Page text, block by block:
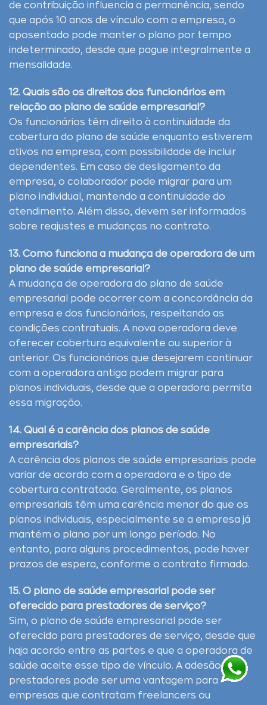
de contribuição influencia a permanência, sendo
que após 10 anos de vínculo com a empresa, o
aposentado pode manter o plano por tempo
indeterminado, desde que pague integralmente a
mensalidade.
12. Quais são os direitos dos funcionários em
relação ao plano de saúde empresarial?
Os funcionários têm direito à continuidade da
cobertura do plano de saúde enquanto estiverem
ativos na empresa, com possibilidade de incluir
dependentes. Em caso de desligamento da
empresa, o colaborador pode migrar para um
plano individual, mantendo a continuidade do
atendimento. Além disso, devem ser informados
sobre reajustes e mudanças no contrato.
13. Como funciona a mudança de operadora de um
plano de saúde empresarial?
A mudança de operadora do plano de saúde
empresarial pode ocorrer com a concordância da
empresa e dos funcionários, respeitando as
condições contratuais. A nova operadora deve
oferecer cobertura equivalente ou superior à
anterior. Os funcionários que desejarem continuar
com a operadora antiga podem migrar para
planos individuais, desde que a operadora permita
essa migração.
14. Qual é a carência dos planos de saúde
empresariais?
A carência dos planos de saúde empresariais pode
variar de acordo com a operadora e o tipo de
cobertura contratada. Geralmente, os planos
empresariais têm uma carência menor do que os
planos individuais, especialmente se a empresa já
mantém o plano por um longo período. No
entanto, para alguns procedimentos, pode haver
prazos de espera, conforme o contrato firmado.
15. O plano de saúde empresarial pode ser
oferecido para prestadores de serviço?
Sim, o plano de saúde empresarial pode ser
oferecido para prestadores de serviço, desde que
haja acordo entre as partes e que a operadora de
saúde aceite esse tipo de vínculo. A adesão de
prestadores pode ser uma vantagem para
empresas que contratam freelancers ou